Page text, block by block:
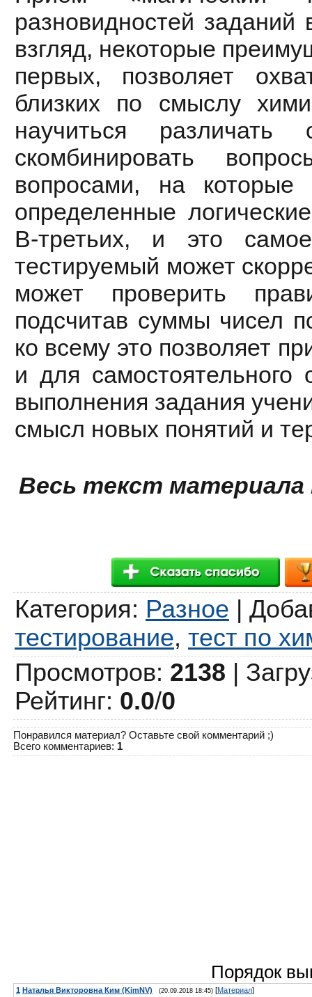
разновидностей
взгляд, некоторые
первых, позволяет
близких по смыслу
научиться
скомбинировать
вопросами, на которые
определенные
В-третьих, и это
тестируемый может
может проверить
подсчитав суммы чисел
ко всему это позволяет
и для
выполнения задания
смысл новых понятий и
Весь текст
Категория: Разное |
тестирование, тест по
Просмотров: 2138 |
Рейтинг: 0.0/0
Понравился материал? Оставьте свой комментарий ;)
Всего комментариев: 1
Порядок
1 Наталья Викторовна Ким (KimNV) (20.09.2018 18:45) [Материал]